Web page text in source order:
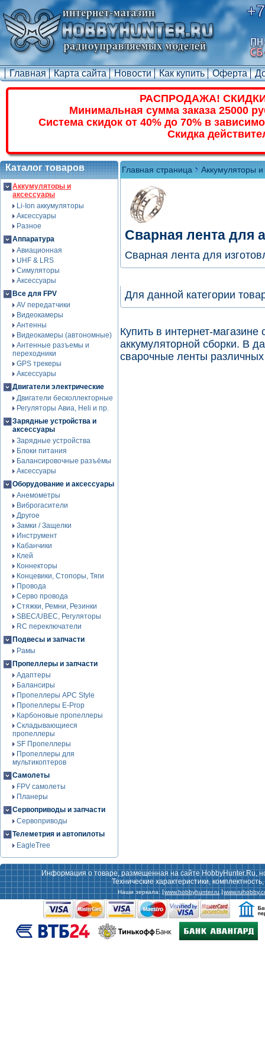
Главная Карта сайта Новости Как купить Оферта
РАСПРОДАЖА!
Минимальная сумма заказа 25000
Система скидок от 40% до 70% в
Скидка
Каталог товаров
Аккумуляторы и
аксессуары
Li-Ion аккумуляторы
Аксессуары
Разное
Аппаратура
Авиационная
UHF & LRS
Симуляторы
Аксессуары
Все для FPV
AV передатчики
Видеокамеры
Антенны
Видеокамеры (автономные)
Антенные разъемы и
переходники
GPS трекеры
Аксессуары
Двигатели электрические
Двигатели бесколлекторные
Регуляторы Авиа, Heli и пр.
Зарядные устройства и
аксессуары
Зарядные устройства
Блоки питания
Балансировочные разъёмы
Аксессуары
Оборудование и аксессуары
Анемометры
Виброгасители
Другое
Замки / Защелки
Инструмент
Кабанчики
Клей
Коннекторы
Концевики, Стопоры, Тяги
Провода
Серво провода
Стяжки, Ремни, Резинки
SBEC/UBEC, Регуляторы
RC переключатели
Подвесы и запчасти
Рамы
Пропеллеры и запчасти
Адаптеры
Балансиры
Пропеллеры APC Style
Пропеллеры E-Prop
Карбоновые пропеллеры
Складывающиеся
пропеллеры
SF Пропеллеры
Пропеллеры для
мультикоптеров
Самолеты
FPV самолеты
Планеры
Сервоприводы и запчасти
Сервоприводы
Телеметрия и автопилоты
EagleTree
Главная страница Аккумуляторы
Сварная лента для
Сварная лента для
Для данной категории
Купить в интернет-
аккумуляторной сборки. В
сварочные ленты
Информация о товаре, размещенная на сайте HobbyHunter.Ru,
Технические характеристики,
Наши зеркала: www.hobbyhunter.ru